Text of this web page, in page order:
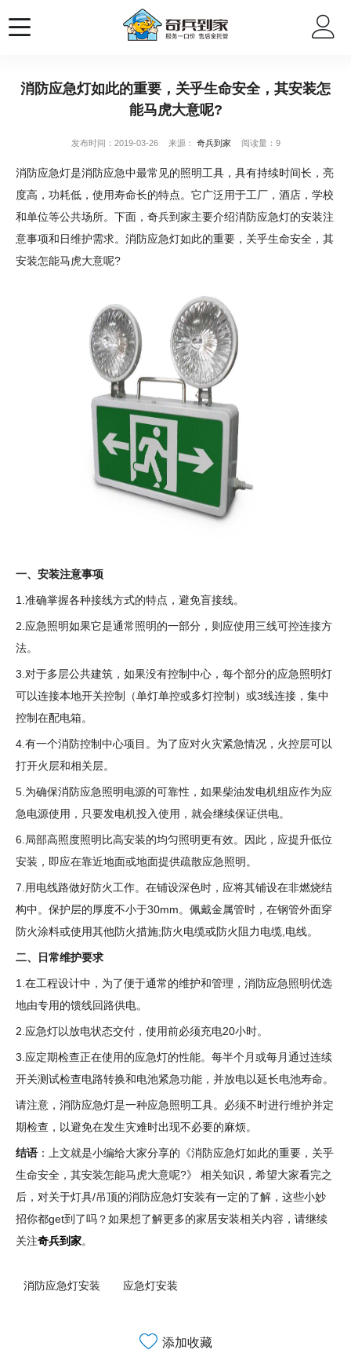
消防应急灯如此的重要，关乎生命安全，其安装怎
能马虎大意呢?
发布时间：2019-03-26 来源： 奇兵到家 阅读量：9
消防应急灯是消防应急中最常见的照明工具，具有持续时间长，亮
度高，功耗低，使用寿命长的特点。它广泛用于工厂，酒店，学校
和单位等公共场所。下面，奇兵到家主要介绍消防应急灯的安装注
意事项和日维护需求。消防应急灯如此的重要，关乎生命安全，其
安装怎能马虎大意呢?
一、安装注意事项
1.准确掌握各种接线方式的特点，避免盲接线。
2.应急照明如果它是通常照明的一部分，则应使用三线可控连接方
法。
3.对于多层公共建筑，如果没有控制中心，每个部分的应急照明灯
可以连接本地开关控制（单灯单控或多灯控制）或3线连接，集中
控制在配电箱。
4.有一个消防控制中心项目。为了应对火灾紧急情况，火控层可以
打开火层和相关层。
5.为确保消防应急照明电源的可靠性，如果柴油发电机组应作为应
急电源使用，只要发电机投入使用，就会继续保证供电。
6.局部高照度照明比高安装的均匀照明更有效。因此，应提升低位
安装，即应在靠近地面或地面提供疏散应急照明。
7.用电线路做好防火工作。在铺设深色时，应将其铺设在非燃烧结
构中。保护层的厚度不小于30mm。佩戴金属管时，在钢管外面穿
防火涂料或使用其他防火措施;防火电缆或防火阻力电缆,电线。
二、日常维护要求
1.在工程设计中，为了便于通常的维护和管理，消防应急照明优选
地由专用的馈线回路供电。
2.应急灯以放电状态交付，使用前必须充电20小时。
3.应定期检查正在使用的应急灯的性能。每半个月或每月通过连续
开关测试检查电路转换和电池紧急功能，并放电以延长电池寿命。
请注意，消防应急灯是一种应急照明工具。必须不时进行维护并定
期检查，以避免在发生灾难时出现不必要的麻烦。
结语 ：上文就是小编给大家分享的《消防应急灯如此的重要，关乎
生命安全，其安装怎能马虎大意呢?》 相关知识，希望大家看完之
后，对关于灯具/吊顶的消防应急灯安装有一定的了解，这些小妙
招你都get到了吗？如果想了解更多的家居安装相关内容，请继续
关注奇兵到家。
消防应急灯安装 应急灯安装
添加收藏